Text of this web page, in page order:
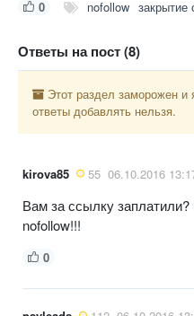
0 nofollow закрытие
Ответы на пост (8)
Этот раздел заморожен
ответы добавлять нельзя.
kirova85 55 06.10.2016
Вам за ссылку
nofollow!!!
0